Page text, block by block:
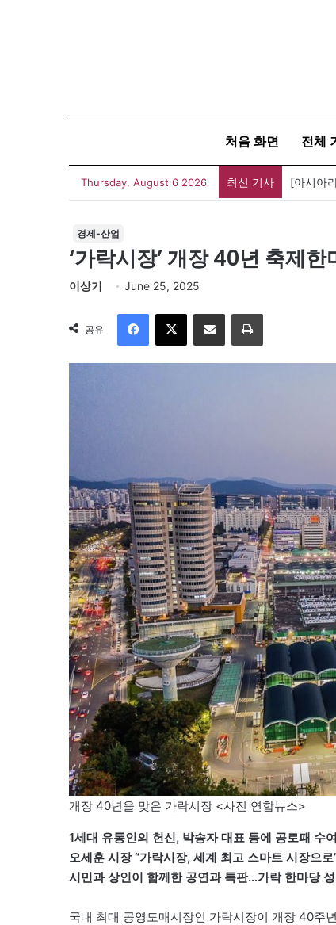
처음 화면 전체
Thursday, August 6 2026 최신 기사
경제-산업
‘가락시장’ 개장 40년 축제
이상기 June 25, 2025
공유
Facebook
X 이메일 인쇄
개장 40년을 맞은 가락시장 <사진 연합뉴스>
1세대 유통인의 헌신, 박송자 대표 등에 공로패 수여
오세훈 시장 “가락시장, 세계 최고 스마트 시장으로
시민과 상인이 함께한 공연과 특판…가락 한마당
국내 최대 공영도매시장인 가락시장이 개장 40주